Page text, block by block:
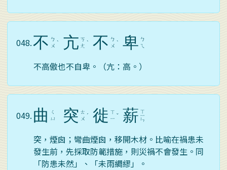
048.不 ㄅ
ㄨ ˋ 亢 ㄎ
ㄤ ˋ 不 ㄅ
ㄨ ˋ 卑 ㄅ
ㄟ
不高傲也不自卑。（亢：高。）
049. 曲
ㄑ
ㄩ
突 ㄊ
ㄨ ˊ 徙 ㄒ
ㄧ ˇ 薪 ㄒ
ㄧ
ㄣ
突，煙囪；彎曲煙囪，移開木材。比喻在禍患未
發生前，先採取防範措施，則災禍不會發生。同
「防患未然」、「未雨綢繆」。